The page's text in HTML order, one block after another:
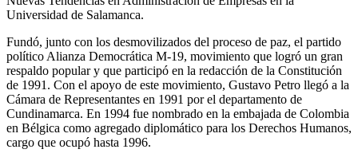
Universidad de Salamanca.
Fundó, junto con los desmovilizados del proceso de paz, el partido
político Alianza Democrática M-19, movimiento que logró un gran
respaldo popular y que participó en la redacción de la Constitución
de 1991. Con el apoyo de este movimiento, Gustavo Petro llegó a la
Cámara de Representantes en 1991 por el departamento de
Cundinamarca. En 1994 fue nombrado en la embajada de Colombia
en Bélgica como agregado diplomático para los Derechos Humanos,
cargo que ocupó hasta 1996.